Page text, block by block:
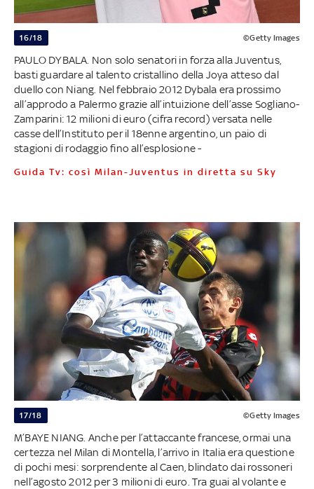
16/18 ©Getty Images
PAULO DYBALA. Non solo senatori in forza alla Juventus,
basti guardare al talento cristallino della Joya atteso dal
duello con Niang. Nel febbraio 2012 Dybala era prossimo
all’approdo a Palermo grazie all’intuizione dell’asse Sogliano-
Zamparini: 12 milioni di euro (cifra record) versata nelle
casse dell’Instituto per il 18enne argentino, un paio di
stagioni di rodaggio fino all’esplosione -
Guida Tv: così Milan-Juventus in diretta su Sky
17/18 ©Getty Images
M’BAYE NIANG. Anche per l’attaccante francese, ormai una
certezza nel Milan di Montella, l’arrivo in Italia era questione
di pochi mesi: sorprendente al Caen, blindato dai rossoneri
nell’agosto 2012 per 3 milioni di euro. Tra guai al volante e